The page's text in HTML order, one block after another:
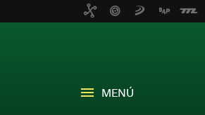
MENÚ